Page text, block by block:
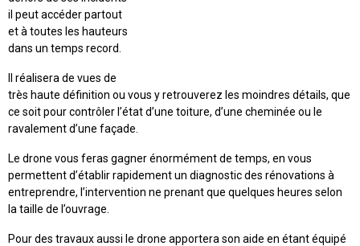
il peut accéder partout
et à toutes les hauteurs
dans un temps record.
Il réalisera de vues de
très haute définition ou vous y retrouverez les moindres détails, que
ce soit pour contrôler l’état d’une toiture, d’une cheminée ou le
ravalement d’une façade.
Le drone vous feras gagner énormément de temps, en vous
permettent d’établir rapidement un diagnostic des rénovations à
entreprendre, l’intervention ne prenant que quelques heures selon
la taille de l’ouvrage.
Pour des travaux aussi le drone apportera son aide en étant équipé